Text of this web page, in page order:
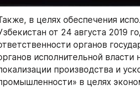
в целях обеспечения
от 24 августа
органов
исполнительной
производства и
в целях